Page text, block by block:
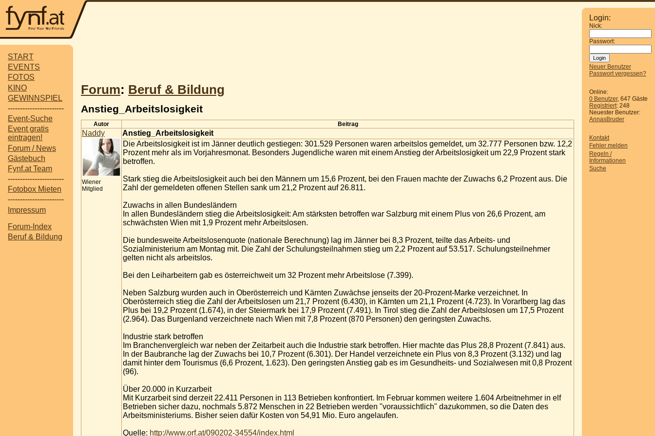
START
EVENTS
FOTOS
KINO
GEWINNSPIEL
-----------------------
Event-Suche
Event gratis
eintragen!
Forum / News
Gästebuch
Fynf.at Team
-----------------------
Fotobox Mieten
-----------------------
Impressum
Forum-Index
Beruf & Bildung
Login:
Nick:
Passwort:
Neuer Benutzer
Passwort vergessen?
Online:
0 Benutzer, 647 Gäste
Registriert: 248
Neuester Benutzer:
AnnasBruder
Kontakt
Fehler melden
Regeln /
Informationen
Suche
Forum: Beruf & Bildung
Anstieg_Arbeitslosigkeit
Autor Beitrag
Naddy
Wiener
Mitglied
Anstieg_Arbeitslosigkeit
Die Arbeitslosigkeit ist im Jänner deutlich gestiegen: 301.529 Personen waren arbeitslos gemeldet, um 32.777 Personen bzw. 12,2
Prozent mehr als im Vorjahresmonat. Besonders Jugendliche waren mit einem Anstieg der Arbeitslosigkeit um 22,9 Prozent stark
betroffen.
Stark stieg die Arbeitslosigkeit auch bei den Männern um 15,6 Prozent, bei den Frauen machte der Zuwachs 6,2 Prozent aus. Die
Zahl der gemeldeten offenen Stellen sank um 21,2 Prozent auf 26.811.
Zuwachs in allen Bundesländern
In allen Bundesländern stieg die Arbeitslosigkeit: Am stärksten betroffen war Salzburg mit einem Plus von 26,6 Prozent, am
schwächsten Wien mit 1,9 Prozent mehr Arbeitslosen.
Die bundesweite Arbeitslosenquote (nationale Berechnung) lag im Jänner bei 8,3 Prozent, teilte das Arbeits- und
Sozialministerium am Montag mit. Die Zahl der Schulungsteilnahmen stieg um 2,2 Prozent auf 53.517. Schulungsteilnehmer
gelten nicht als arbeitslos.
Bei den Leiharbeitern gab es österreichweit um 32 Prozent mehr Arbeitslose (7.399).
Neben Salzburg wurden auch in Oberösterreich und Kärnten Zuwächse jenseits der 20-Prozent-Marke verzeichnet. In
Oberösterreich stieg die Zahl der Arbeitslosen um 21,7 Prozent (6.430), in Kärnten um 21,1 Prozent (4.723). In Vorarlberg lag das
Plus bei 19,2 Prozent (1.674), in der Steiermark bei 17,9 Prozent (7.491). In Tirol stieg die Zahl der Arbeitslosen um 17,5 Prozent
(2.964). Das Burgenland verzeichnete nach Wien mit 7,8 Prozent (870 Personen) den geringsten Zuwachs.
Industrie stark betroffen
Im Branchenvergleich war neben der Zeitarbeit auch die Industrie stark betroffen. Hier machte das Plus 28,8 Prozent (7.841) aus.
In der Baubranche lag der Zuwachs bei 10,7 Prozent (6.301). Der Handel verzeichnete ein Plus von 8,3 Prozent (3.132) und lag
damit hinter dem Tourismus (6,6 Prozent, 1.623). Den geringsten Anstieg gab es im Gesundheits- und Sozialwesen mit 0,8 Prozent
(96).
Über 20.000 in Kurzarbeit
Mit Kurzarbeit sind derzeit 22.411 Personen in 113 Betrieben konfrontiert. Im Februar kommen weitere 1.604 Arbeitnehmer in elf
Betrieben sicher dazu, nochmals 5.872 Menschen in 22 Betrieben werden "voraussichtlich" dazukommen, so die Daten des
Arbeitsministeriums. Bisher seien dafür Kosten von 54,91 Mio. Euro angelaufen.
Quelle: http://www.orf.at/090202-34554/index.html